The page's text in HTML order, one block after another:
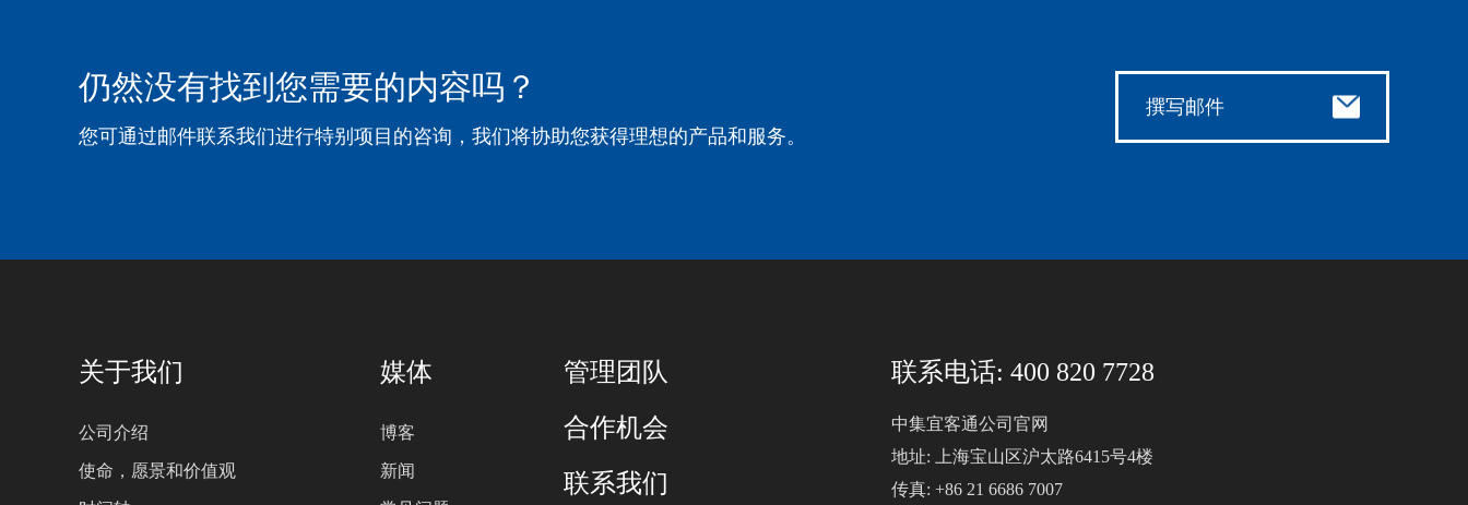
仍然没有找到您需要的内容吗？
您可通过邮件联系我们进行特别项目的咨询，我们将协助您获得理想的产品和服务。
撰写邮件
关于我们
公司介绍
使命，愿景和价值观
媒体
博客
新闻
管理团队
合作机会
联系我们
联系电话: 400 820 7728
中集宜客通公司官网
地址: 上海宝山区沪太路6415号4楼
传真: +86 21 6686 7007